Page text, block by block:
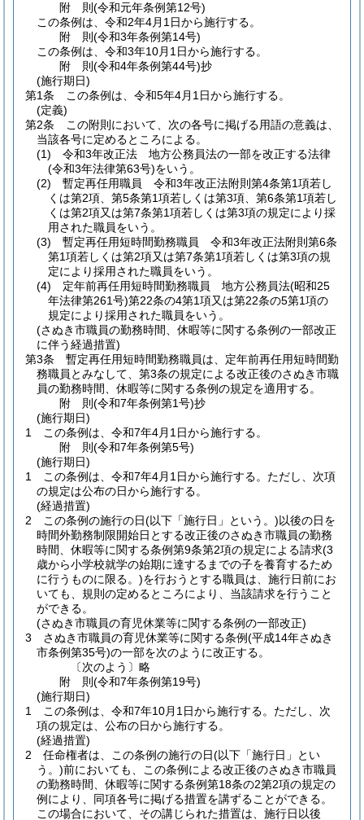
附 則(令和元年条例第12号)
この条例は、令和2年4月1日から施行する。
附 則(令和3年条例第14号)
この条例は、令和3年10月1日から施行する。
附 則(令和4年条例第44号)抄
(施行期日)
第1条
この条例は、令和5年4月1日から施行する。
(定義)
第2条
この附則において、次の各号に掲げる用語の意義は、
当該各号に定めるところによる。
(1)
令和3年改正法 地方公務員法の一部を改正する法律
(令和3年法律第63号)をいう。
(2)
暫定再任用職員 令和3年改正法附則第4条第1項若し
くは第2項、第5条第1項若しくは第3項、第6条第1項若し
くは第2項又は第7条第1項若しくは第3項の規定により採
用された職員をいう。
(3)
暫定再任用短時間勤務職員 令和3年改正法附則第6条
第1項若しくは第2項又は第7条第1項若しくは第3項の規
定により採用された職員をいう。
(4)
定年前再任用短時間勤務職員 地方公務員法(昭和25
年法律第261号)第22条の4第1項又は第22条の5第1項の
規定により採用された職員をいう。
(さぬき市職員の勤務時間、休暇等に関する条例の一部改正
に伴う経過措置)
第3条
暫定再任用短時間勤務職員は、定年前再任用短時間勤
務職員とみなして、第3条の規定による改正後のさぬき市職
員の勤務時間、休暇等に関する条例の規定を適用する。
附 則(令和7年条例第1号)抄
(施行期日)
1
この条例は、令和7年4月1日から施行する。
附 則(令和7年条例第5号)
(施行期日)
1
この条例は、令和7年4月1日から施行する。 ただし、次項
の規定は公布の日から施行する。
(経過措置)
2
この条例の施行の日(以下「施行日」という。)以後の日を
時間外勤務制限開始日とする改正後のさぬき市職員の勤務
時間、休暇等に関する条例第9条第2項の規定による請求(3
歳から小学校就学の始期に達するまでの子を養育するため
に行うものに限る。)を行おうとする職員は、施行日前にお
いても、規則の定めるところにより、当該請求を行うこと
ができる。
(さぬき市職員の育児休業等に関する条例の一部改正)
3
さぬき市職員の育児休業等に関する条例(平成14年さぬき
市条例第35号)の一部を次のように改正する。
〔次のよう〕略
附 則(令和7年条例第19号)
(施行期日)
1
この条例は、令和7年10月1日から施行する。 ただし、次
項の規定は、公布の日から施行する。
(経過措置)
2
任命権者は、この条例の施行の日(以下「施行日」とい
う。)前においても、この条例による改正後のさぬき市職員
の勤務時間、休暇等に関する条例第18条の2第2項の規定の
例により、同項各号に掲げる措置を講ずることができる。
この場合において、その講じられた措置は、施行日以後